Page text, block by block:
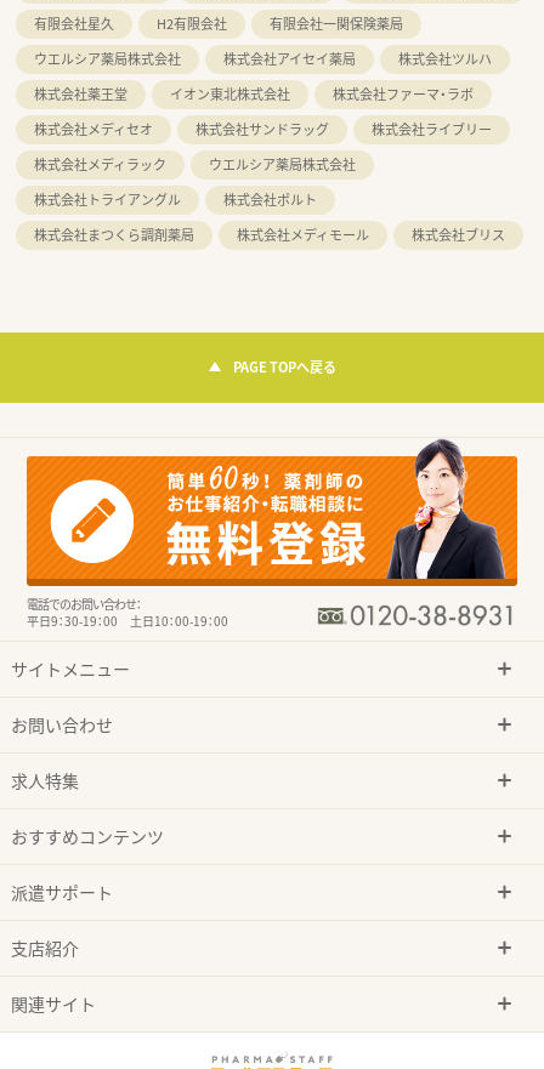
有限会社星久
H2有限会社
有限会社一関保険薬局
ウエルシア薬局株式会社
株式会社アイセイ薬局
株式会社ツルハ
株式会社薬王堂
イオン東北株式会社
株式会社ファーマ・ラボ
株式会社メディセオ
株式会社サンドラッグ
株式会社ライブリー
株式会社メディラック
ウエルシア薬局株式会社
株式会社トライアングル
株式会社ポルト
株式会社まつくら調剤薬局
株式会社メディモール 株式会社ブリス
PAGE TOPへ戻る
電話でのお問い合わせ：
平日9：30-19：00 土日10：00-19：00
サイトメニュー
お問い合わせ
求人特集
おすすめコンテンツ
派遣サポート
支店紹介
関連サイト